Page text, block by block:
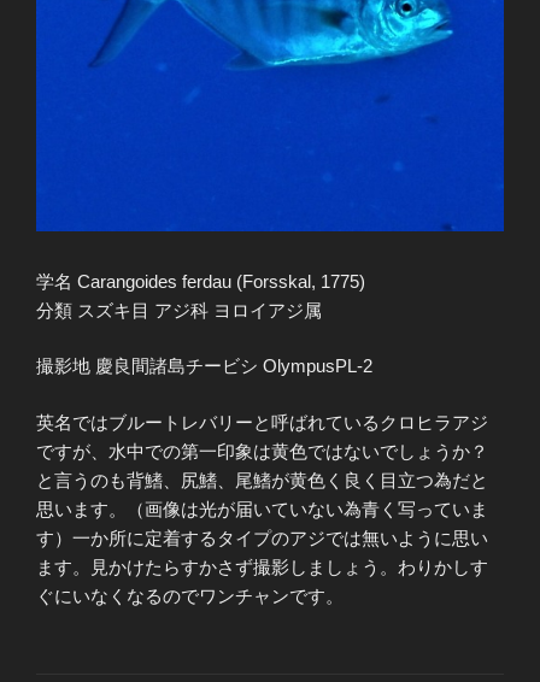
学名 Carangoides ferdau (Forsskal, 1775)
分類 スズキ目 アジ科 ヨロイアジ属
撮影地 慶良間諸島チービシ OlympusPL-2
英名ではブルートレバリーと呼ばれているクロヒラアジ
ですが、水中での第一印象は黄色ではないでしょうか？
と言うのも背鰭、尻鰭、尾鰭が黄色く良く目立つ為だと
思います。（画像は光が届いていない為青く写っていま
す）一か所に定着するタイプのアジでは無いように思い
ます。見かけたらすかさず撮影しましょう。わりかしす
ぐにいなくなるのでワンチャンです。